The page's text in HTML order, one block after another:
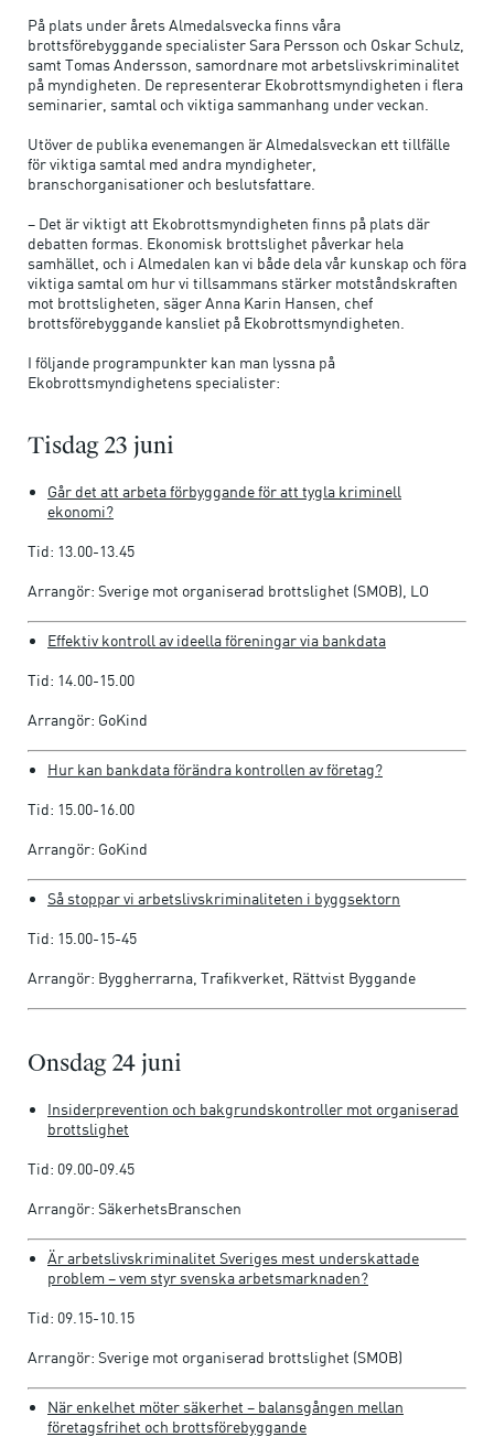
På plats under årets Almedalsvecka finns våra
brottsförebyggande specialister Sara Persson och Oskar Schulz,
samt Tomas Andersson, samordnare mot arbetslivskriminalitet
på myndigheten. De representerar Ekobrottsmyndigheten i flera
seminarier, samtal och viktiga sammanhang under veckan.
Utöver de publika evenemangen är Almedalsveckan ett tillfälle
för viktiga samtal med andra myndigheter,
branschorganisationer och beslutsfattare.
– Det är viktigt att Ekobrottsmyndigheten finns på plats där
debatten formas. Ekonomisk brottslighet påverkar hela
samhället, och i Almedalen kan vi både dela vår kunskap och föra
viktiga samtal om hur vi tillsammans stärker motståndskraften
mot brottsligheten, säger Anna Karin Hansen, chef
brottsförebyggande kansliet på Ekobrottsmyndigheten.
I följande programpunkter kan man lyssna på
Ekobrottsmyndighetens specialister:
Tisdag 23 juni
Går det att arbeta förbyggande för att tygla kriminell
ekonomi?
Tid: 13.00-13.45
Arrangör: Sverige mot organiserad brottslighet (SMOB), LO
Effektiv kontroll av ideella föreningar via bankdata
Tid: 14.00-15.00
Arrangör: GoKind
Hur kan bankdata förändra kontrollen av företag?
Tid: 15.00-16.00
Arrangör: GoKind
Så stoppar vi arbetslivskriminaliteten i byggsektorn
Tid: 15.00-15-45
Arrangör: Byggherrarna, Trafikverket, Rättvist Byggande
Onsdag 24 juni
Insiderprevention och bakgrundskontroller mot organiserad
brottslighet
Tid: 09.00-09.45
Arrangör: SäkerhetsBranschen
Är arbetslivskriminalitet Sveriges mest underskattade
problem – vem styr svenska arbetsmarknaden?
Tid: 09.15-10.15
Arrangör: Sverige mot organiserad brottslighet (SMOB)
När enkelhet möter säkerhet – balansgången mellan
företagsfrihet och brottsförebyggande